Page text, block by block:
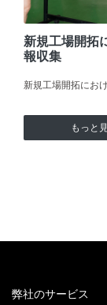
新規工場開拓
報収集
新規工場開拓にお
もっと
弊社のサービス